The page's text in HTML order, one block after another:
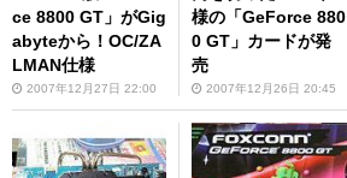
ce 8800 GT」がGig
abyteから！OC/ZA
LMAN仕様
2007年12月27日 22:00
様の「GeForce 880
0 GT」カードが発
売
2007年12月26日 20:45